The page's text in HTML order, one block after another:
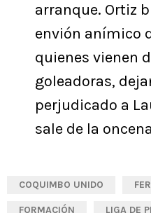
arranque. Ortiz
envión anímico
quienes vienen
goleadoras,
perjudicado a
sale de la
COQUIMBO UNIDO
FORMACIÓN LIGA DE